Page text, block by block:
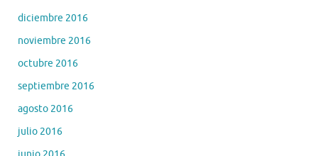
diciembre 2016
noviembre 2016
octubre 2016
septiembre 2016
agosto 2016
julio 2016